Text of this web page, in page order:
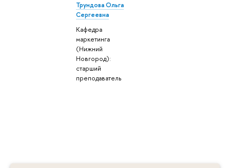
Трундова Ольга
Сергеевна
Кафедра
маркетинга
(Нижний
Новгород):
старший
преподаватель